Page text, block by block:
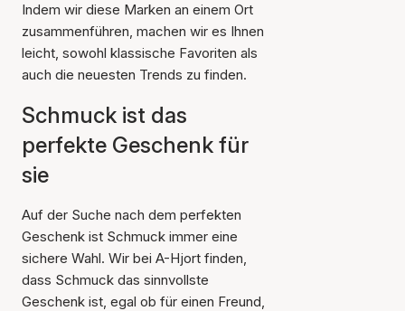
Indem wir diese Marken an einem Ort
zusammenführen, machen wir es Ihnen
leicht, sowohl klassische Favoriten als
auch die neuesten Trends zu finden.
Schmuck ist das
perfekte Geschenk für
sie
Auf der Suche nach dem perfekten
Geschenk ist Schmuck immer eine
sichere Wahl. Wir bei A-Hjort finden,
dass Schmuck das sinnvollste
Geschenk ist, egal ob für einen Freund,